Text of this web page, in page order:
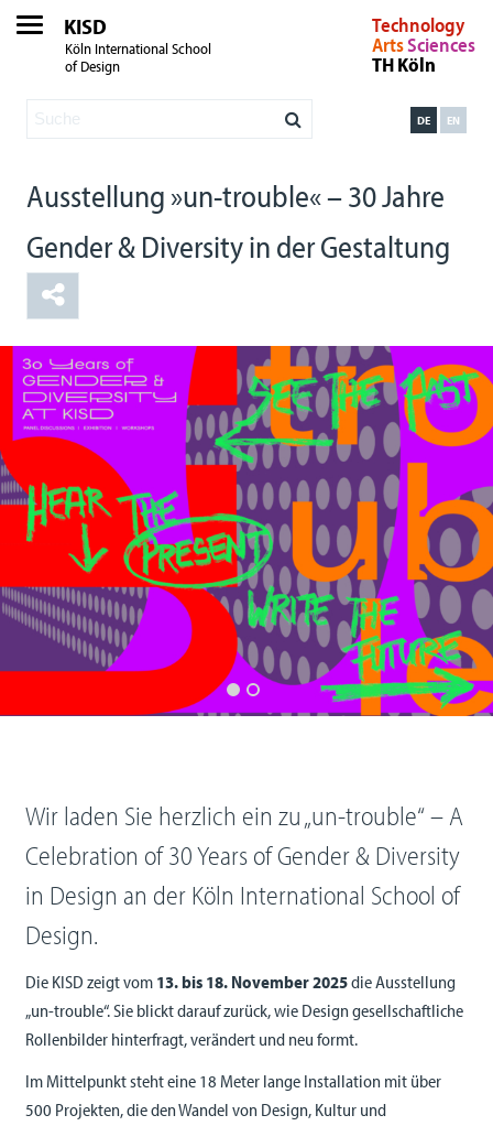
KISD
Köln International School
of Design
Technology
ArtsSciences
TH Köln
EN
DE
Ausstellung »un-trouble« – 30 Jahre
Gender & Diversity in der Gestaltung
Wir laden Sie herzlich ein zu „un-trouble“ – A
Celebration of 30 Years of Gender & Diversity
in Design an der Köln International School of
Design.
Die KISD zeigt vom 13. bis 18. November 2025die Ausstellung
„un-trouble“. Sie blickt darauf zurück, wie Design gesellschaftliche
Rollenbilder hinterfragt, verändert und neu formt.
Im Mittelpunkt steht eine 18 Meter lange Installation mit über
500 Projekten, die den Wandel von Design, Kultur und